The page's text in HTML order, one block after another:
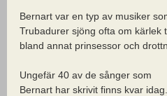
Bernart var en typ av musiker
Trubadurer sjöng ofta om kärlek
bland annat prinsessor och
Ungefär 40 av de sånger som
Bernart har skrivit finns kvar idag.